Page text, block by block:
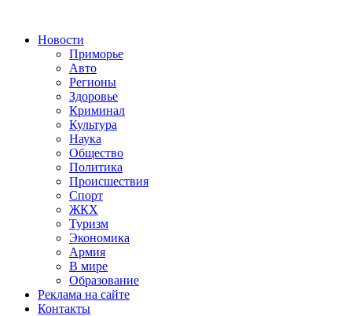
Новости
Приморье
Авто
Регионы
Здоровье
Криминал
Культура
Наука
Общество
Политика
Происшествия
Спорт
ЖКХ
Туризм
Экономика
Армия
В мире
Образование
Реклама на сайте
Контакты